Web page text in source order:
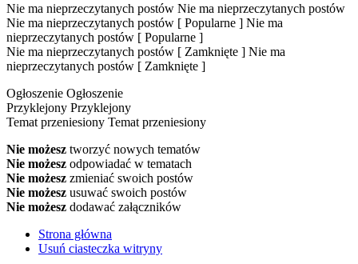
Nie ma nieprzeczytanych postów Nie ma nieprzeczytanych postów
Nie ma nieprzeczytanych postów [ Popularne ] Nie ma
nieprzeczytanych postów [ Popularne ]
Nie ma nieprzeczytanych postów [ Zamknięte ] Nie ma
nieprzeczytanych postów [ Zamknięte ]
Ogłoszenie Ogłoszenie
Przyklejony Przyklejony
Temat przeniesiony Temat przeniesiony
Nie możesz tworzyć nowych tematów
Nie możesz odpowiadać w tematach
Nie możesz zmieniać swoich postów
Nie możesz usuwać swoich postów
Nie możesz dodawać załączników
Strona główna
Usuń ciasteczka witryny